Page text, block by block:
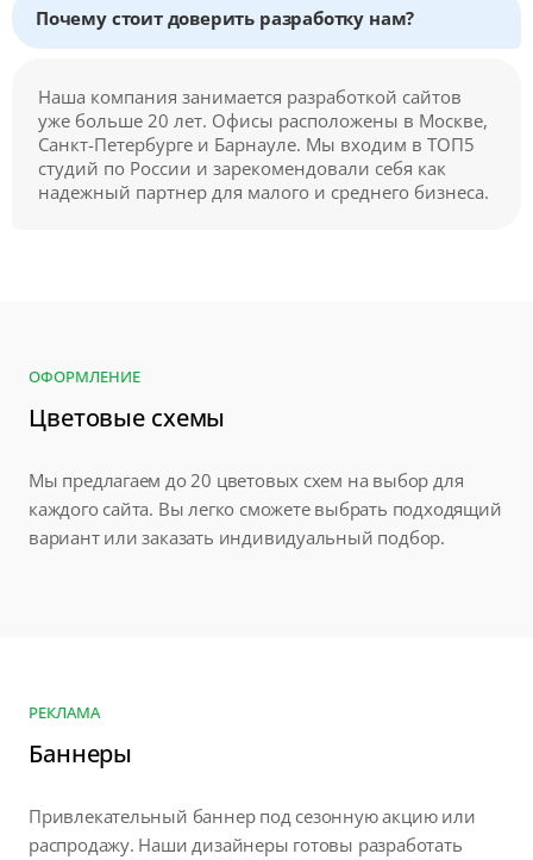
Почему стоит доверить разработку нам?
Наша компания занимается разработкой сайтов
уже больше 20 лет. Офисы расположены в Москве,
Санкт-Петербурге и Барнауле. Мы входим в ТОП5
студий по России и зарекомендовали себя как
надежный партнер для малого и среднего бизнеса.
ОФОРМЛЕНИЕ
Цветовые схемы
Мы предлагаем до 20 цветовых схем на выбор для
каждого сайта. Вы легко сможете выбрать подходящий
вариант или заказать индивидуальный подбор.
РЕКЛАМА
Баннеры
Привлекательный баннер под сезонную акцию или
распродажу. Наши дизайнеры готовы разработать